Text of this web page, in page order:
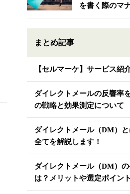
を書く際のマ
まとめ記事
【セルマーケ】サービス紹
ダイレクトメールの反響率
の戦略と効果測定について
ダイレクトメール（DM）
全てを解説します！
ダイレクトメール（DM）
は？メリットや選定ポイン